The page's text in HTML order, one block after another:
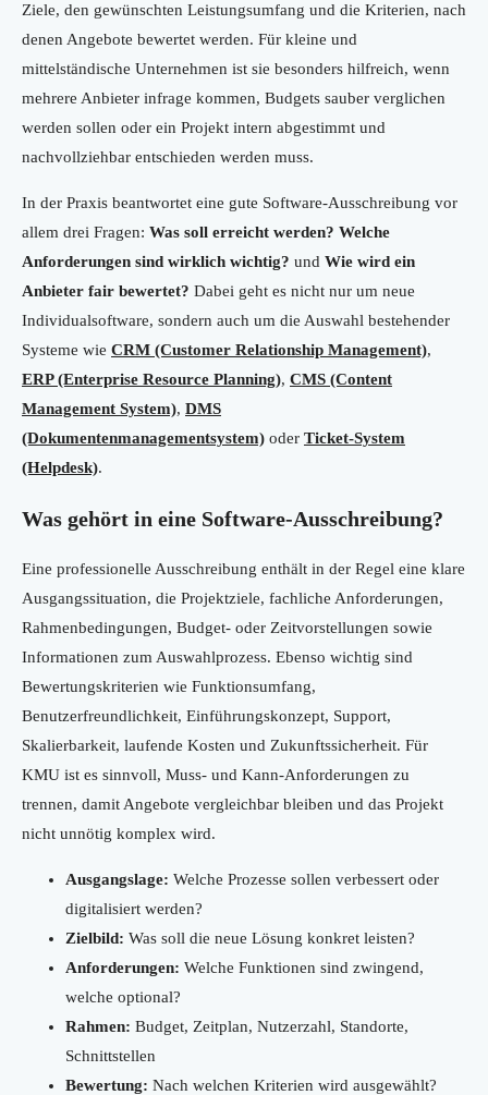
Ziele, den gewünschten Leistungsumfang und die Kriterien, nach
denen Angebote bewertet werden. Für kleine und
mittelständische Unternehmen ist sie besonders hilfreich, wenn
mehrere Anbieter infrage kommen, Budgets sauber verglichen
werden sollen oder ein Projekt intern abgestimmt und
nachvollziehbar entschieden werden muss.
In der Praxis beantwortet eine gute Software-Ausschreibung vor
allem drei Fragen: Was soll erreicht werden? Welche
Anforderungen sind wirklich wichtig? und Wie wird ein
Anbieter fair bewertet? Dabei geht es nicht nur um neue
Individualsoftware, sondern auch um die Auswahl bestehender
Systeme wie CRM (Customer Relationship Management),
ERP (Enterprise Resource Planning), CMS (Content
Management System), DMS
(Dokumentenmanagementsystem) oder Ticket-System
(Helpdesk).
Was gehört in eine Software-Ausschreibung?
Eine professionelle Ausschreibung enthält in der Regel eine klare
Ausgangssituation, die Projektziele, fachliche Anforderungen,
Rahmenbedingungen, Budget- oder Zeitvorstellungen sowie
Informationen zum Auswahlprozess. Ebenso wichtig sind
Bewertungskriterien wie Funktionsumfang,
Benutzerfreundlichkeit, Einführungskonzept, Support,
Skalierbarkeit, laufende Kosten und Zukunftssicherheit. Für
KMU ist es sinnvoll, Muss- und Kann-Anforderungen zu
trennen, damit Angebote vergleichbar bleiben und das Projekt
nicht unnötig komplex wird.
Ausgangslage: Welche Prozesse sollen verbessert oder
digitalisiert werden?
Zielbild: Was soll die neue Lösung konkret leisten?
Anforderungen: Welche Funktionen sind zwingend,
welche optional?
Rahmen: Budget, Zeitplan, Nutzerzahl, Standorte,
Schnittstellen
Bewertung: Nach welchen Kriterien wird ausgewählt?